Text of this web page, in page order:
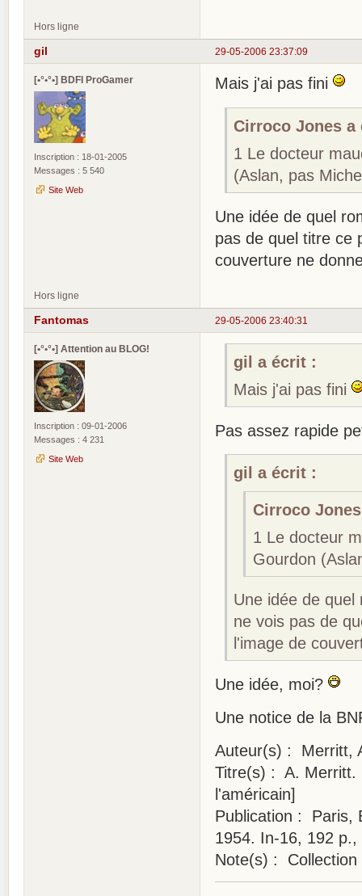
Hors ligne
29-05-2006 23:37:09
gil
[•°•°•] BDFI ProGamer
Inscription : 18-01-2005
Messages : 5 540
Site Web
Mais j'ai pas fini
Cirroco Jones a
1 Le docteur
(Aslan, pas
Une idée de quel
pas de quel titre ce
couverture ne
Hors ligne
29-05-2006 23:40:31
Fantomas
[•°•°•] Attention au BLOG!
Inscription : 09-01-2006
Messages : 4 231
Site Web
gil a écrit :
Mais j'ai pas fini
Pas assez rapide
gil a écrit :
Cirroco
1 Le docteur
Gourdon
Une idée de
ne vois pas de
l'image de
Une idée, moi?
Une notice de la
Auteur(s) : Merritt,
Titre(s) : A. Merritt.
l'américain]
Publication : Paris,
1954. In-16, 192
Note(s) : Collection